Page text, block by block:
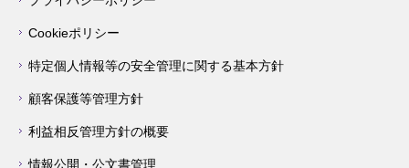
Cookieポリシー
特定個人情報等の安全管理に関する基本方針
顧客保護等管理方針
利益相反管理方針の概要
情報公開・公文書管理